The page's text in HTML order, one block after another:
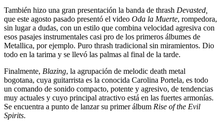
También hizo una gran presentación la banda de thrash Devasted,
que este agosto pasado presentó el video Oda la Muerte, rompedora,
sin lugar a dudas, con un estilo que combina velocidad agresiva con
esos pasajes instrumentales casi pro de los primeros álbumes de
Metallica, por ejemplo. Puro thrash tradicional sin miramientos. Dio
todo en la tarima y se llevó las palmas al final de la tarde.
Finalmente, Blazing, la agrupación de melodic death metal
bogotana, cuya guitarrista es la conocida Carolina Portela, es todo
un comando de sonido compacto, potente y agresivo, de tendencias
muy actuales y cuyo principal atractivo está en las fuertes armonías.
Se encuentra a punto de lanzar su primer álbum Rise of the Evil
Spirits.